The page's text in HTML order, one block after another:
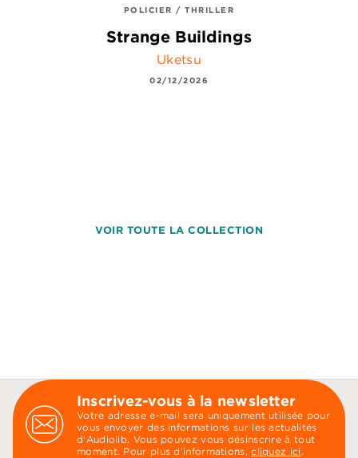
POLICIER / THRILLER
Strange Buildings
Uketsu
02/12/2026
VOIR TOUTE LA COLLECTION
Inscrivez-vous à la newsletter
Votre adresse e-mail sera uniquement utilisée pour
vous envoyer des informations sur les actualités
d'Audiolib. Vous pouvez vous désinscrire à tout
moment. Pour plus d’informations,cliquez ici .